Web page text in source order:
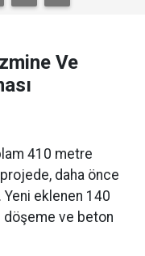
Ve
410 metre
projede, daha önce
Yeni eklenen 140
ve beton